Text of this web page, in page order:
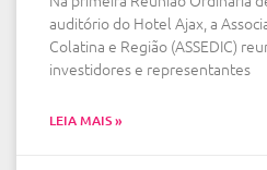
auditório do Hotel Ajax, a
Colatina e Região (ASSEDIC)
investidores e representantes
LEIA MAIS »